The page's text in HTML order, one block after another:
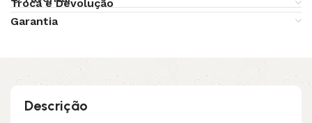
Troca e Devolução
Garantia
Descrição